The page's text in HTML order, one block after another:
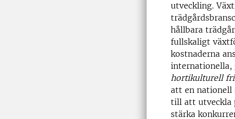
utveckling.
hållbara
fullskaligt
kostnaderna
internationella,
hortikulturell
att en nationell
till att utveckla
stärka